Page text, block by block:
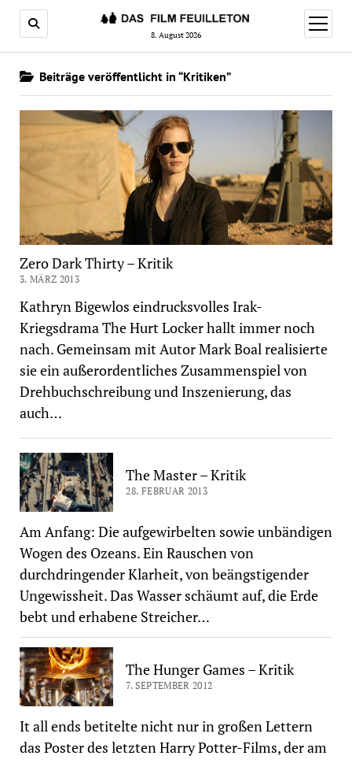
8. August 2026
Menü
öffnen
Beiträge veröffentlicht in “Kritiken”
Zero Dark Thirty – Kritik
3. MÄRZ 2013
Kathryn Bigewlos eindrucksvolles Irak-
Kriegsdrama The Hurt Locker hallt immer noch
nach. Gemeinsam mit Autor Mark Boal realisierte
sie ein außerordentliches Zusammenspiel von
Drehbuchschreibung und Inszenierung, das
auch…
The Master – Kritik
28. FEBRUAR 2013
Am Anfang: Die aufgewirbelten sowie unbändigen
Wogen des Ozeans. Ein Rauschen von
durchdringender Klarheit, von beängstigender
Ungewissheit. Das Wasser schäumt auf, die Erde
bebt und erhabene Streicher…
The Hunger Games – Kritik
7. SEPTEMBER 2012
It all ends betitelte nicht nur in großen Lettern
das Poster des letzten Harry Potter-Films, der am